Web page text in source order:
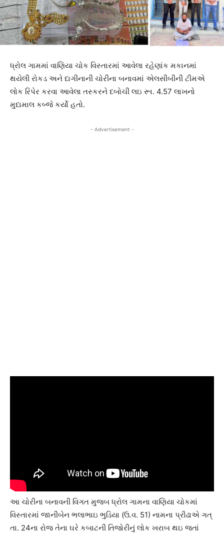
ધ્રોલ ગામમાં વાણિયા ચોક વિસ્તારમાં આવેલા રહેણાંક મકાનમાં
થયેલી રોકડ અને દાગીનાની ચોરીના બનાવમાં એલસીબીની ટીમએ
લોક રિપેર કરવા આવેલા તસ્કરને દબોચી લઇ રૂા. 4.57 લાખનો
મુદામાલ કબ્જે કર્યો હતો.
- Advertisement -
આ ચોરીના બનાવની વિગત મુજબ ધ્રોલ ગામના વાણિયા ચોકમાં
વિસ્તારમાં જાનીબેન ભલાભાઇ ભુડિયા (ઉ.વ. 51) નામના પ્રૌઢાએ ગત્
તા. 24ના રોજ તેના ઘરે કબાટની તિજોરીનું લોક ખરાબ થઇ જતાં